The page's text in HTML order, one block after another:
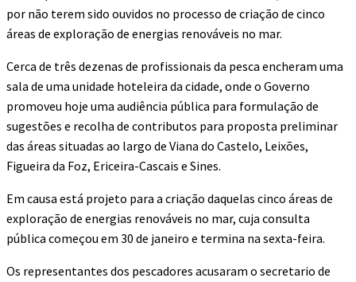
por não terem sido ouvidos no processo de criação de cinco
áreas de exploração de energias renováveis no mar.
Cerca de três dezenas de profissionais da pesca encheram uma
sala de uma unidade hoteleira da cidade, onde o Governo
promoveu hoje uma audiência pública para formulação de
sugestões e recolha de contributos para proposta preliminar
das áreas situadas ao largo de Viana do Castelo, Leixões,
Figueira da Foz, Ericeira-Cascais e Sines.
Em causa está projeto para a criação daquelas cinco áreas de
exploração de energias renováveis no mar, cuja consulta
pública começou em 30 de janeiro e termina na sexta-feira.
Os representantes dos pescadores acusaram o secretario de